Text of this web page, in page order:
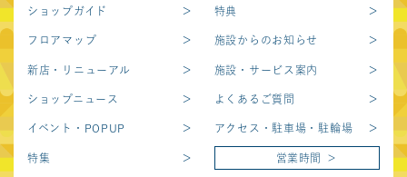
ekimo天王寺 ekimoなんば
COCONO SUSUKINO
ショップガイド
フロアマップ
新店・リニューアル
ショップニュース
イベント・POPUP
特集
特典
施設からのお知らせ
施設・サービス案内
よくあるご質問
アクセス・駐車場・駐輪場
営業時間